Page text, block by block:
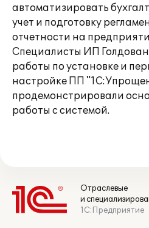
автоматизировать
учет и подготовку
отчетности на
Специалисты ИП
работы по установке и
настройке ПП
продемонстрировали
работы с системой.
Отраслевые
и
1С:Предприятие